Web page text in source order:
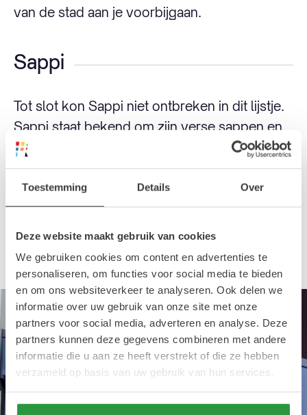
Toestemming Details Over
Deze website maakt gebruik van cookies
We gebruiken cookies om content en advertenties te
personaliseren, om functies voor social media te bieden
en om ons websiteverkeer te analyseren. Ook delen we
informatie over uw gebruik van onze site met onze
partners voor social media, adverteren en analyse. Deze
partners kunnen deze gegevens combineren met andere
informatie die u aan ze heeft verstrekt of die ze hebben
verzameld op basis van uw gebruik van hun services.
van de stad aan je voorbijgaan.
Sappi
Tot slot kon Sappi niet ontbreken in dit lijstje.
Sappi staat bekend om zijn verse sappen en
smoothies met een creatieve twist. Vanuit het
Binnenwegplein is Sappi de perfecte plek om
te genieten van een verfrissend drankje om
daarna het centrum verder te verkennen.
Neem één slokje van de Popeye en jij kunt er